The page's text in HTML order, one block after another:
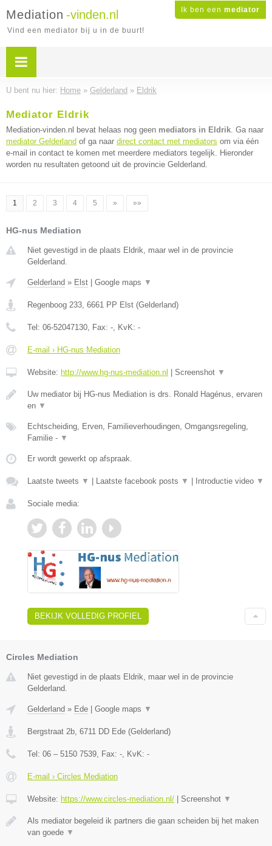
Ik ben een mediator
Mediation -vinden.nl
Vind een mediator bij u in de buurt!
U bent nu hier: Home » Gelderland » Eldrik
Mediator Eldrik
Mediation-vinden.nl bevat helaas nog geen mediators in Eldrik. Ga naar
mediator Gelderland of ga naar direct contact met mediators om via één
e-mail in contact te komen met meerdere mediators tegelijk. Hieronder
worden nu resultaten getoond uit de provincie Gelderland.
1 2 3 4 5 » »»
HG-nus Mediation
Niet gevestigd in de plaats Eldrik, maar wel in de provincie
Gelderland.
Gelderland » Elst Google maps ▼
Regenboog 233, 6661 PP Elst (Gelderland)
Tel: 06-52047130, Fax: -, KvK: -
E-mail › HG-nus Mediation
Website: http://www.hg-nus-mediation.nl Screenshot ▼
Uw mediator bij HG-nus Mediation is drs. Ronald Hagénus, ervaren
en ▼
Echtscheiding, Erven, Familieverhoudingen, Omgangsregeling,
Familie - ▼
Er wordt gewerkt op afspraak.
Laatste tweets ▼ Laatste facebook posts ▼ Introductie video ▼
Sociale media:
BEKIJK VOLLEDIG PROFIEL
Circles Mediation
Niet gevestigd in de plaats Eldrik, maar wel in de provincie
Gelderland.
Gelderland » Ede Google maps ▼
Bergstraat 2b, 6711 DD Ede (Gelderland)
Tel: 06 – 5150 7539, Fax: -, KvK: -
E-mail › Circles Mediation
Website: https://www.circles-mediation.nl/ Screenshot ▼
Als mediator begeleid ik partners die gaan scheiden bij het maken
van goede ▼